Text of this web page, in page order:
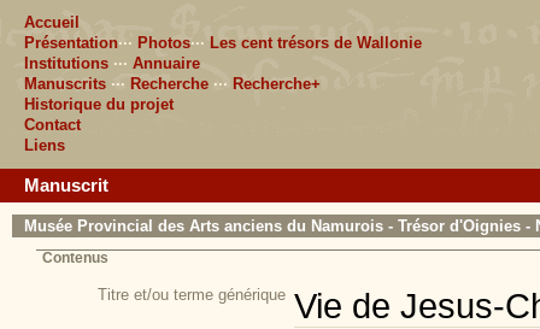
Accueil
Présentation··· Photos··· Les cent trésors de Wallonie
Institutions ··· Annuaire
Manuscrits ··· Recherche ··· Recherche+
Historique du projet
Contact
Liens
Manuscrit
Musée Provincial des Arts anciens du Namurois - Trésor d'Oignies -
Contenus
Titre et/ou terme générique Vie de Jesus-